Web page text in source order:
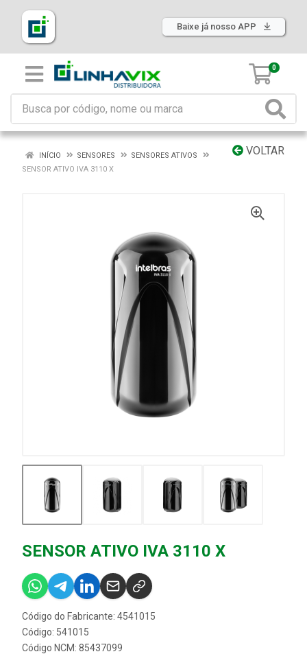
Baixe já nosso APP
0
VOLTAR
INÍCIO SENSORES
SENSORES ATIVOS
SENSOR ATIVO IVA 3110 X
SENSOR ATIVO IVA 3110 X
Código do Fabricante: 4541015
Código: 541015
Código NCM: 85437099